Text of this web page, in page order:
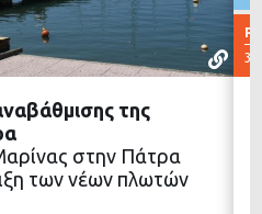
της
στην Πάτρα
των νέων πλωτών
30